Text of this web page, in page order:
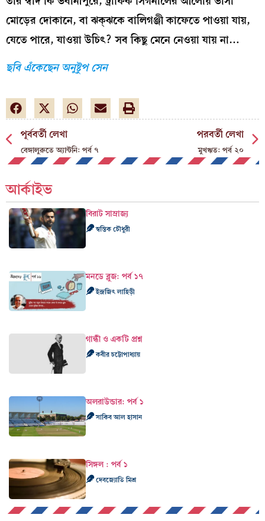
মোড়ের দোকানে, বা ঝক্ঝ‌কে বালিগঞ্জী কাফেতে পাওয়া যায়,
যেতে পারে, যাওয়া উচিৎ? সব কিছু মেনে নেওয়া যায় না…
ছবি এঁকেছেন অনুষ্টুপ সেন
পূর্ববর্তী লেখা
বেঙ্গালুরুতে অ্যান্টনি: পর্ব ৭
পরবর্তী লেখা
মুখঋত: পর্ব ২০
আর্কাইভ
বিরাট সাম্রাজ্য
স্বস্তিক চৌধুরী
মনডে ব্লুজ: পর্ব ১৭
ইন্দ্রজিৎ লাহিড়ী
গান্ধী ও একটি প্রশ্ন
কবীর চট্টোপাধ্যায়
অলরাউন্ডার: পর্ব ১
সাকিব আল হাসান
সিঙ্গল : পর্ব ১
দেবজ্যোতি মিশ্র